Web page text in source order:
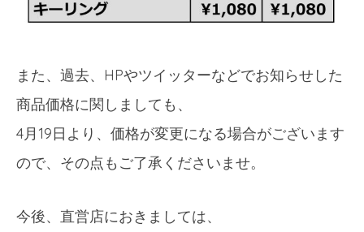
また、過去、HPやツイッターなどでお知らせした
商品価格に関しましても、
4月19日より、価格が変更になる場合がございます
ので、その点もご了承くださいませ。
今後、直営店におきましては、